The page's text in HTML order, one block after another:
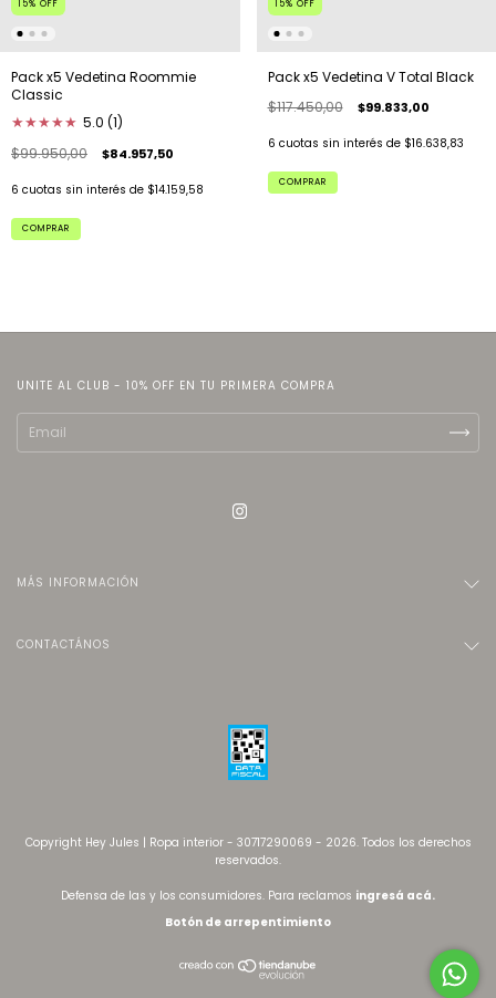
15% OFF
Pack x5 Vedetina Roommie
Classic
★★★★★ 5.0 (1)
$99.950,00
$84.957,50
6 cuotas sin interés de $14.159,58
COMPRAR
15% OFF
Pack x5 Vedetina V Total Black
$117.450,00
$99.833,00
6 cuotas sin interés de $16.638,83
COMPRAR
UNITE AL CLUB - 10% OFF EN TU PRIMERA COMPRA
MÁS INFORMACIÓN
CONTACTÁNOS
Copyright Hey Jules | Ropa interior - 30717290069 - 2026. Todos los derechos
reservados.
Defensa de las y los consumidores. Para reclamos ingresá acá.
Botón de arrepentimiento